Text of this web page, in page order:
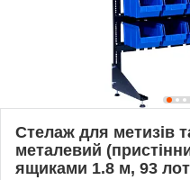
Стелаж для метизів
металевий
ящиками 1.8 м, 93